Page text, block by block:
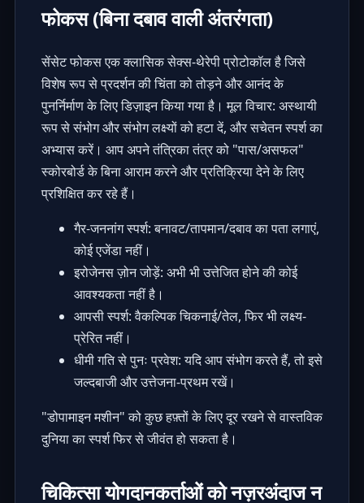
फोकस (बिना दबाव वाली अंतरंगता)
सेंसेट फोकस एक क्लासिक सेक्स-थेरेपी प्रोटोकॉल है जिसे
विशेष रूप से प्रदर्शन की चिंता को तोड़ने और आनंद के
पुनर्निर्माण के लिए डिज़ाइन किया गया है। मूल विचार: अस्थायी
रूप से संभोग और संभोग लक्ष्यों को हटा दें, और सचेतन स्पर्श का
अभ्यास करें। आप अपने तंत्रिका तंत्र को "पास/असफल"
स्कोरबोर्ड के बिना आराम करने और प्रतिक्रिया देने के लिए
प्रशिक्षित कर रहे हैं।
गैर-जननांग स्पर्श: बनावट/तापमान/दबाव का पता लगाएं,
कोई एजेंडा नहीं।
इरोजेनस ज़ोन जोड़ें: अभी भी उत्तेजित होने की कोई
आवश्यकता नहीं है।
आपसी स्पर्श: वैकल्पिक चिकनाई/तेल, फिर भी लक्ष्य-
प्रेरित नहीं।
धीमी गति से पुनः प्रवेश: यदि आप संभोग करते हैं, तो इसे
जल्दबाजी और उत्तेजना-प्रथम रखें।
"डोपामाइन मशीन" को कुछ हफ़्तों के लिए दूर रखने से वास्तविक
दुनिया का स्पर्श फिर से जीवंत हो सकता है।
चिकित्सा योगदानकर्ताओं को नज़रअंदाज न